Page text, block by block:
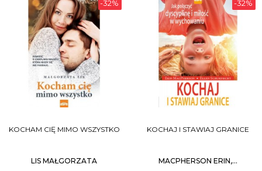
-32%
KOCHAM CIĘ MIMO WSZYSTKO
LIS MAŁGORZATA
-32%
KOCHAJ I STAWIAJ GRANICE
MACPHERSON ERIN,...